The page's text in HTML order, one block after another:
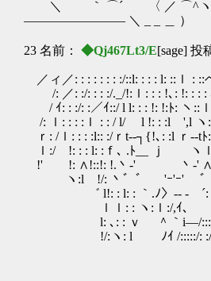
＼ ｀ ⌒´ 〈 ／ ⌒^ヽ
―――――――― ＼ _ _ ＿ ）
23 名前： ◆Qj467Lt3/E[sage] 投
／ィ／: : : : : : : :/::l: : : : l: ::ｌ : ::
/: ／: :/: : : :/._/!:ｌ: : : !､: !: : : :
/ ｲ: : :/: :／ｲ::/ l l: : : !: !:ﾄ:
/: ｌ: : : :ｌ : : / l/ l !: : :l ',l ヽ:
ｒ: /ｌ: : : :l:: :/ｒt‐‐┐{!､: :l ｒ‐‐tﾄ:
ｌ:/ !: : : l: :ｆ､ .ﾄ__ ｊ ヽｌ
!' !: ∧!::!: !.丶-' 丶‐'
ヽ:l !/: 丶゛゛ 'ｰ'ｰ' ゛
゛ l!: : l: : ｀.ﾉ〉‐- ‐ ´:
ｌｌ: : ヽ:ｌ:/,ｲ､ ヽ
l: ､: : ｖ ＾｀i―/:::::ﾉ:
!/:ヽ: l ﾉｲ /:::::/: :/: